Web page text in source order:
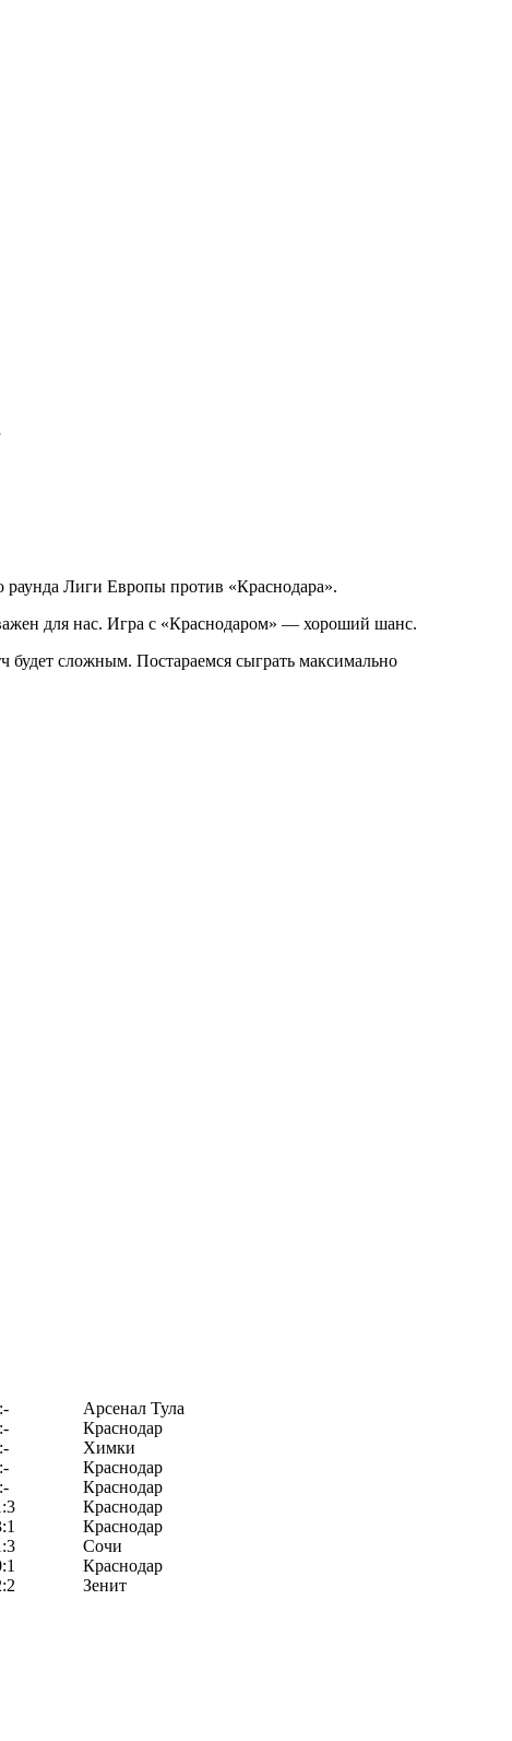
раунда Лиги Европы против «Краснодара».
для нас. Игра с «Краснодаром» — хороший шанс.
будет сложным. Постараемся сыграть максимально
Арсенал Тула
Краснодар
Химки
Краснодар
Краснодар
Краснодар
Краснодар
Сочи
Краснодар
Зенит